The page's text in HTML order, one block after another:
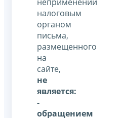
налоговым
органом
письма,
размещенного
на
сайте,
не
является:
-
обращением